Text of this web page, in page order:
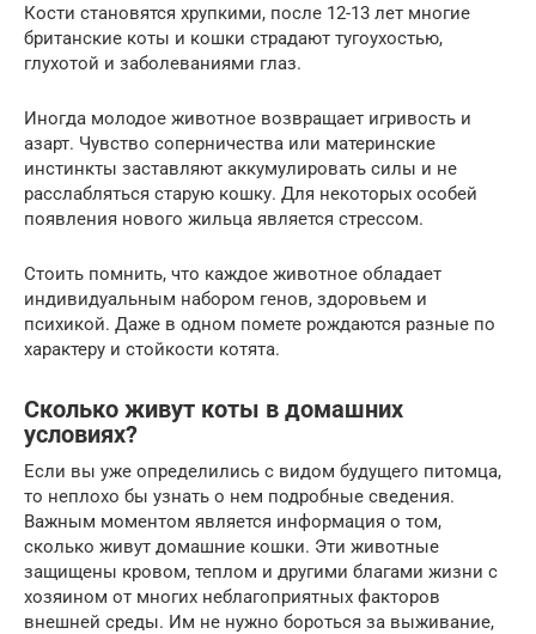
Кости становятся хрупкими, после 12-13 лет многие
британские коты и кошки страдают тугоухостью,
глухотой и заболеваниями глаз.
Иногда молодое животное возвращает игривость и
азарт. Чувство соперничества или материнские
инстинкты заставляют аккумулировать силы и не
расслабляться старую кошку. Для некоторых особей
появления нового жильца является стрессом.
Стоить помнить, что каждое животное обладает
индивидуальным набором генов, здоровьем и
психикой. Даже в одном помете рождаются разные по
характеру и стойкости котята.
Сколько живут коты в домашних
условиях?
Если вы уже определились с видом будущего питомца,
то неплохо бы узнать о нем подробные сведения.
Важным моментом является информация о том,
сколько живут домашние кошки. Эти животные
защищены кровом, теплом и другими благами жизни с
хозяином от многих неблагоприятных факторов
внешней среды. Им не нужно бороться за выживание,